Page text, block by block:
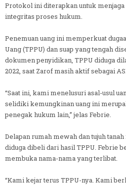
Protokol ini diterapkan untuk
integritas proses hukum.
Penemuan uang ini memperkuat
Uang (TPPU) dan suap yang tengah
dokumen penyidikan, TPPU diduga
2022, saat Zarof masih aktif sebagai
“Saat ini, kami menelusuri asal-usul
selidiki kemungkinan uang ini
penegak hukum lain,” jelas Febrie.
Delapan rumah mewah dan tujuh
diduga dibeli dari hasil TPPU. Febrie
membuka nama-nama yang terlibat.
“Kami kejar terus TPPU-nya. Kami